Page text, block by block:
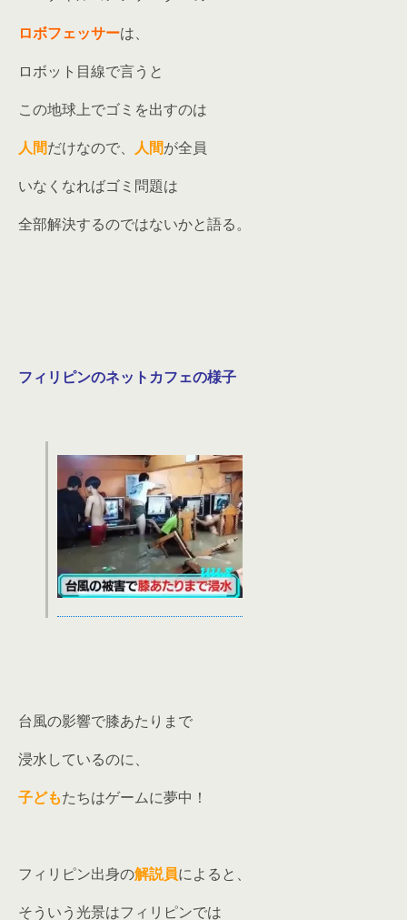
ロボフェッサーは、
ロボット目線で言うと
この地球上でゴミを出すのは
人間だけなので、 人間が全員
いなくなればゴミ問題は
全部解決するのではないかと語る。
フィリピンのネットカフェの様子
台風の影響で膝あたりまで
浸水しているのに、
子どもたちはゲームに夢中！
フィリピン出身の解説員によると、
そういう光景はフィリピンでは